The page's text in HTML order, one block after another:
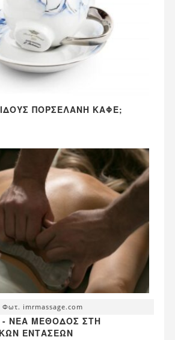
ΠΟΡΣΕΛΆΝΗ ΚΑΦΈ;
Φωτ. imrmassage.com
- ΝΈΑ ΜΈΘΟΔΟΣ ΣΤΗ
ΕΝΤΆΣΕΩΝ